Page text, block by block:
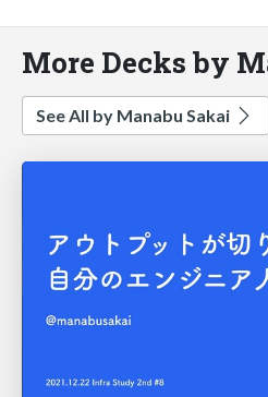
More Decks by
See All by Manabu Sakai